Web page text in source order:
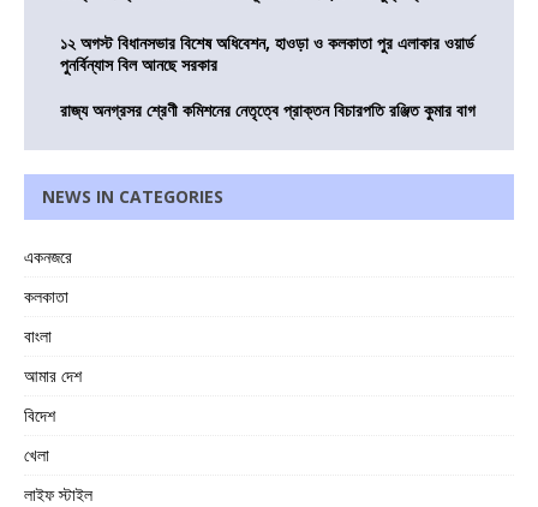
১২ অগস্ট বিধানসভার বিশেষ অধিবেশন, হাওড়া ও কলকাতা পুর এলাকার ওয়ার্ড
পুনর্বিন্যাস বিল আনছে সরকার
রাজ্য অনগ্রসর শ্রেণী কমিশনের নেতৃত্বে প্রাক্তন বিচারপতি রঞ্জিত কুমার বাগ
NEWS IN CATEGORIES
একনজরে
কলকাতা
বাংলা
আমার দেশ
বিদেশ
খেলা
লাইফ স্টাইল